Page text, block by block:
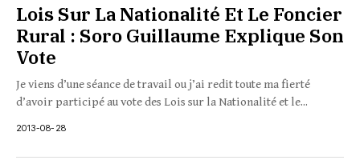
Lois Sur La Nationalité Et Le Foncier
Rural : Soro Guillaume Explique Son
Vote
Je viens d’une séance de travail ou j’ai redit toute ma fierté
d’avoir participé au vote des Lois sur la Nationalité et le...
2013-08-28